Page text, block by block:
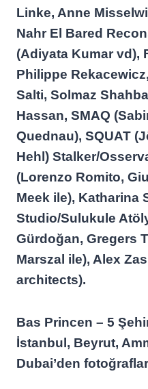
Linke, Anne
Nahr El Bared
(Adiyata Kumar vd),
Philippe
Salti, Solmaz
Hassan, SMAQ
Quednau), SQUAT
Hehl) Stalker/
(Lorenzo Romito,
Meek ile), Katharina
Studio/Sulukule
Gürdoğan, Gregers
Marszal ile), Alex
architects).
Bas Princen – 5
İstanbul, Beyrut,
Dubai’den fotoğraflar